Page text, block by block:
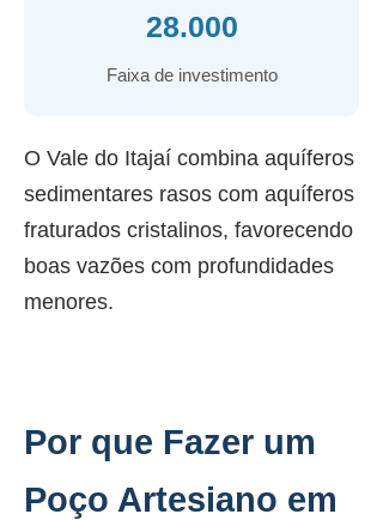
28.000
Faixa de investimento
O Vale do Itajaí combina aquíferos
sedimentares rasos com aquíferos
fraturados cristalinos, favorecendo
boas vazões com profundidades
menores.
Por que Fazer um
Poço Artesiano em